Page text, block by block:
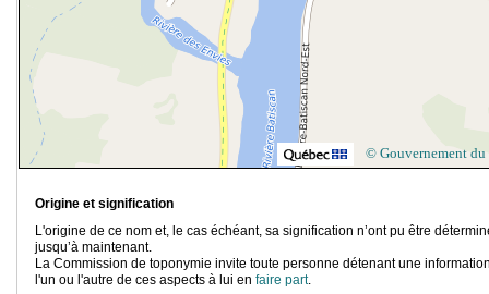
© Gouvernement du
Origine et signification
L'origine de ce nom et, le cas échéant, sa signification n’ont pu être
jusqu’à maintenant.
La Commission de toponymie invite toute personne détenant une
l'un ou l'autre de ces aspects à lui en faire part.